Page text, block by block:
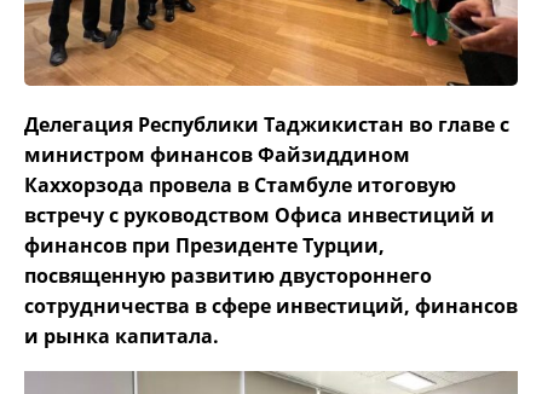
Делегация Республики Таджикистан во главе с
министром финансов Файзиддином
Каххорзода провела в Стамбуле итоговую
встречу с руководством Офиса инвестиций и
финансов при Президенте Турции,
посвященную развитию двустороннего
сотрудничества в сфере инвестиций, финансов
и рынка капитала.